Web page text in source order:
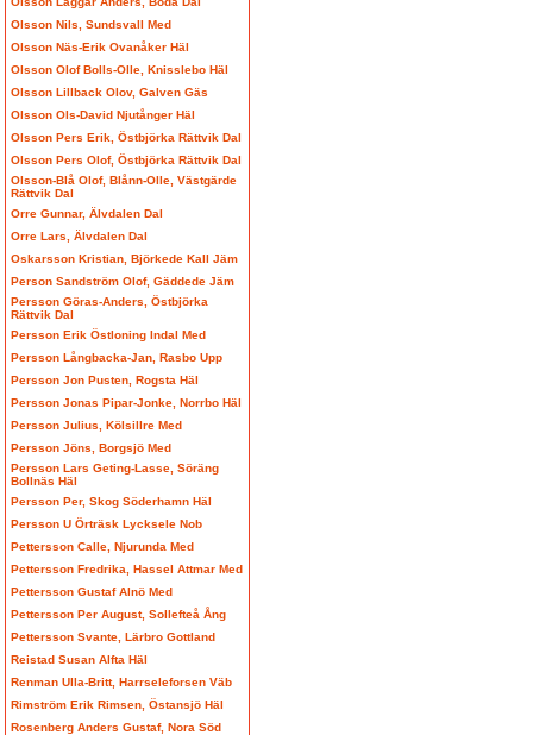
Olsson Nils, Sundsvall Med
Olsson Näs-Erik Ovanåker Häl
Olsson Olof Bolls-Olle, Knisslebo Häl
Olsson Lillback Olov, Galven Gäs
Olsson Ols-David Njutånger Häl
Olsson Pers Erik, Östbjörka Rättvik Dal
Olsson Pers Olof, Östbjörka Rättvik Dal
Olsson-Blå Olof, Blånn-Olle, Västgärde
Rättvik Dal
Orre Gunnar, Älvdalen Dal
Orre Lars, Älvdalen Dal
Oskarsson Kristian, Björkede Kall Jäm
Person Sandström Olof, Gäddede Jäm
Persson Göras-Anders, Östbjörka
Rättvik Dal
Persson Erik Östloning Indal Med
Persson Långbacka-Jan, Rasbo Upp
Persson Jon Pusten, Rogsta Häl
Persson Jonas Pipar-Jonke, Norrbo Häl
Persson Julius, Kölsillre Med
Persson Jöns, Borgsjö Med
Persson Lars Geting-Lasse, Söräng
Bollnäs Häl
Persson Per, Skog Söderhamn Häl
Persson U Örträsk Lycksele Nob
Pettersson Calle, Njurunda Med
Pettersson Fredrika, Hassel Attmar Med
Pettersson Gustaf Alnö Med
Pettersson Per August, Sollefteå Ång
Pettersson Svante, Lärbro Gottland
Reistad Susan Alfta Häl
Renman Ulla-Britt, Harrseleforsen Väb
Rimström Erik Rimsen, Östansjö Häl
Rosenberg Anders Gustaf, Nora Söd